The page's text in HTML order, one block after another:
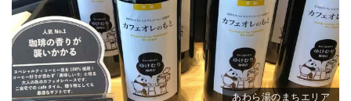
あわら湯のまちエリア